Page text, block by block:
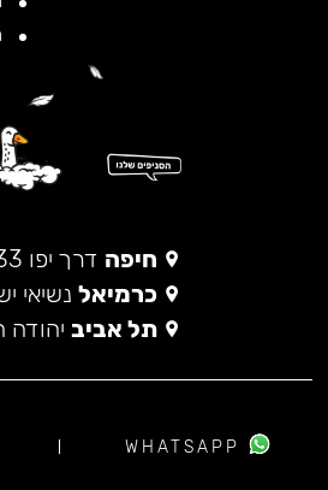
חיפה דרך יפו 33
כרמיאל נשיאי
תל אביב יהודה
WHATSAPP